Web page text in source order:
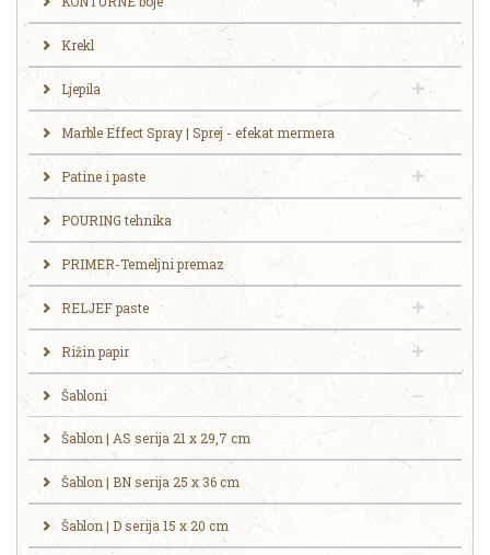
Krekl
Ljepila
Marble Effect Spray | Sprej - efekat mermera
Patine i paste
POURING tehnika
PRIMER-Temeljni premaz
RELJEF paste
Rižin papir
Šabloni
Šablon | AS serija 21 x 29,7 cm
Šablon | BN serija 25 x 36 cm
Šablon | D serija 15 x 20 cm